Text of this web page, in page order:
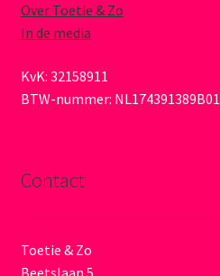
Over Toetie & Zo
In de media
KvK: 32158911
BTW-nummer: NL174391389B01
Contact
Toetie & Zo
Beetslaan 5